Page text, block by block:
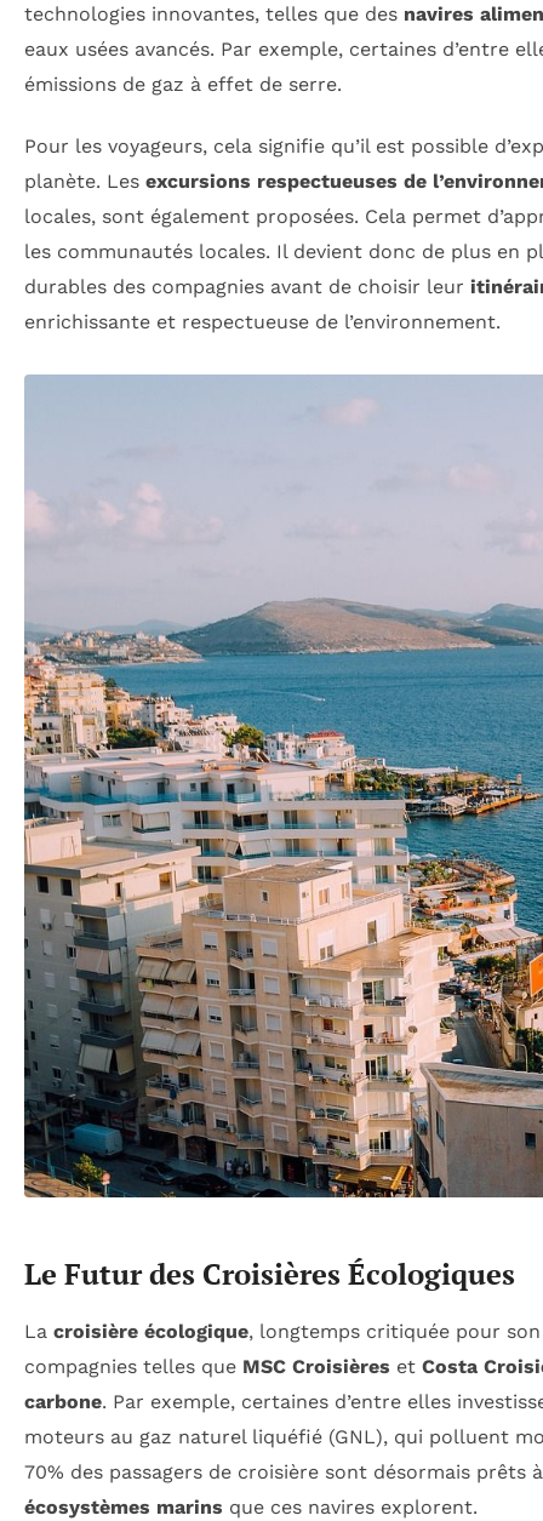
technologies innovantes, telles que des navires
eaux usées avancés. Par exemple, certaines d’entre
émissions de gaz à effet de serre.
Pour les voyageurs, cela signifie qu’il est possible
planète. Les excursions respectueuses de
locales, sont également proposées. Cela permet
les communautés locales. Il devient donc de plus en
durables des compagnies avant de choisir leur
enrichissante et respectueuse de l’environnement.
Le Futur des Croisières Écologiques
La croisière écologique, longtemps critiquée pour
compagnies telles que MSC Croisières et Costa
carbone. Par exemple, certaines d’entre elles
moteurs au gaz naturel liquéfié (GNL), qui polluent
70% des passagers de croisière sont désormais
écosystèmes marins que ces navires explorent.